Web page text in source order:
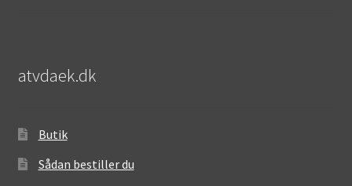
atvdaek.dk
Butik
Sådan bestiller du